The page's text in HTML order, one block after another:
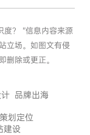
度？ ”信息内容来源
立场。如图文有侵
删除或更正。
品牌出海
划定位
建设